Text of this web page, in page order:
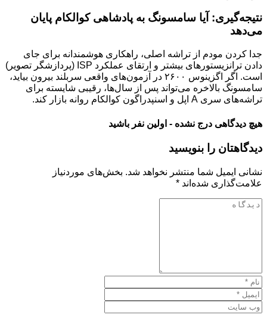
نتیجه‌گیری: آیا سامسونگ به پادشاهی کوالکام پایان
می‌دهد
جدا کردن مودم از تراشه اصلی، راهکاری هوشمندانه برای جای
دادن ترانزیستورهای بیشتر و ارتقای عملکرد ISP (پردازشگر تصویر)
است. اگر اگزینوس ۲۶۰۰ در آزمون‌های واقعی سربلند بیرون بیاید،
سامسونگ بالاخره می‌تواند پس از سال‌ها، رقیبی شایسته برای
تراشه‌های سری A اپل و اسنپدراگون کوالکام روانه بازار کند.
هیچ دیدگاهی درج نشده - اولین نفر باشید
دیدگاهتان را بنویسید
نشانی ایمیل شما منتشر نخواهد شد. بخش‌های موردنیاز
علامت‌گذاری شده‌اند *